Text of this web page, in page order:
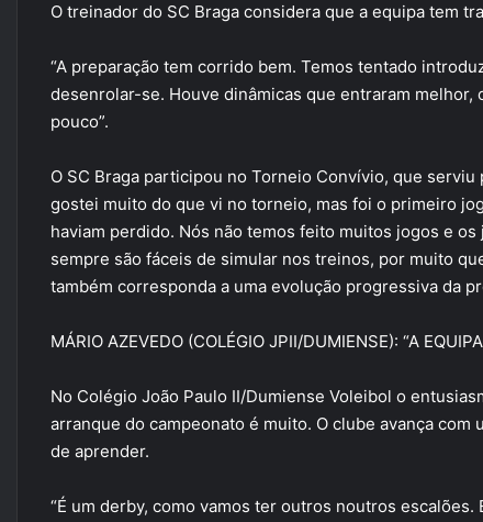
O treinador do SC Braga considera que a equipa tem
“A preparação tem corrido bem. Temos tentado
desenrolar-se. Houve dinâmicas que entraram
pouco”.
O SC Braga participou no Torneio Convívio, que
gostei muito do que vi no torneio, mas foi o primeiro
haviam perdido. Nós não temos feito muitos jogos e
sempre são fáceis de simular nos treinos, por muito
também corresponda a uma evolução progressiva da
MÁRIO AZEVEDO (COLÉGIO JPII/DUMIENSE): “A
No Colégio João Paulo II/Dumiense Voleibol o
arranque do campeonato é muito. O clube avança
de aprender.
“É um derby, como vamos ter outros noutros